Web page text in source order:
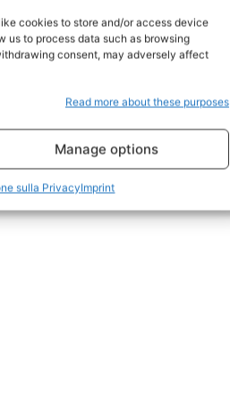
cookies to store and/or access device
us to process data such as browsing
consent, may adversely affect
Read more about these purposes
Manage options
sulla PrivacyImprint